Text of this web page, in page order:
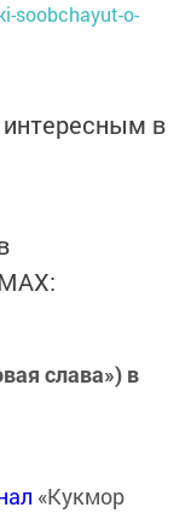
soobchayut-o-
в
слава») в
«Кукмор